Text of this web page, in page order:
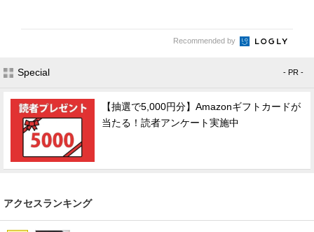
Recommended by
Special - PR -
【抽選で5,000円分】Amazonギフトカードが
当たる！読者アンケート実施中
アクセスランキング